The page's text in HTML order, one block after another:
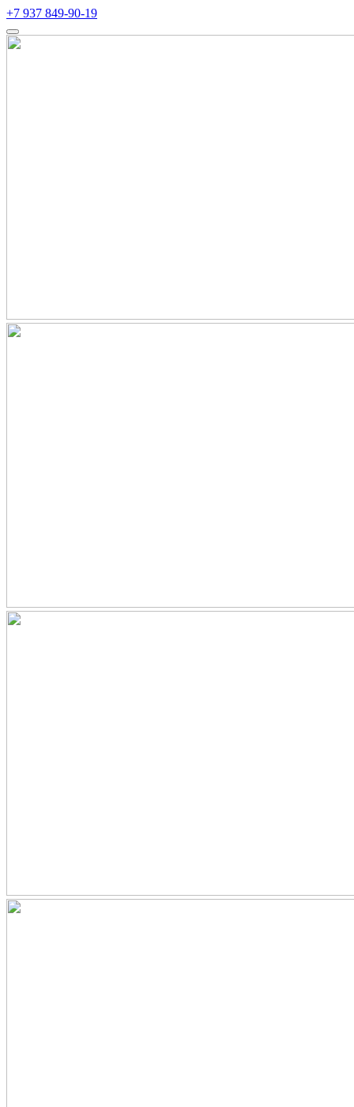
+7 937 849-90-19